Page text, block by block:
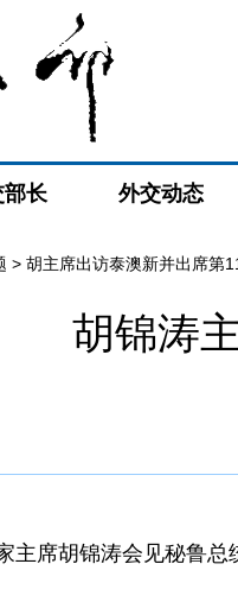
部长 外交动态
> 胡主席出访泰澳新并出席第
胡锦涛
席胡锦涛会见秘鲁总